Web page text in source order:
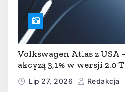
Volkswagen Atlas z USA
akcyzą 3,1% w wersji 2.0
Lip 27, 2026 Redakcja